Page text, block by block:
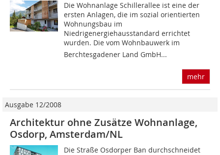
Die Wohnanlage Schillerallee ist eine der
ersten Anlagen, die im sozial orientierten
Wohnungsbau im
Niedrigenergiehausstandard errichtet
wurden. Die vom Wohnbauwerk im
Berchtesgadener Land GmbH...
mehr
Ausgabe 12/2008
Architektur ohne Zusätze Wohnanlage,
Osdorp, Amsterdam/NL
Die Straße Osdorper Ban durchschneidet